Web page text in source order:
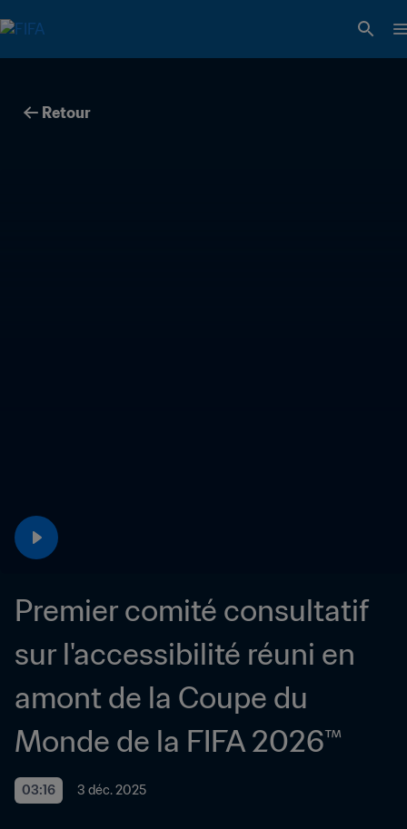
Retour
Premier comité consultatif
sur l'accessibilité réuni en
amont de la Coupe du
Monde de la FIFA 2026™
03:16 3 déc. 2025